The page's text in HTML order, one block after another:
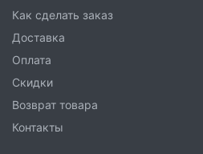
Как сделать заказ
Доставка
Оплата
Скидки
Возврат товара
Контакты